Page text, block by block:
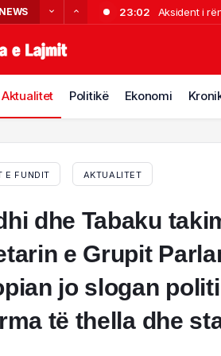
23:02
Aksident i
Aktualitet Politikë Ekonomi
E FUNDIT AKTUALITET
dhe Tabaku
e Grupit
jo slogan
të thella dhe